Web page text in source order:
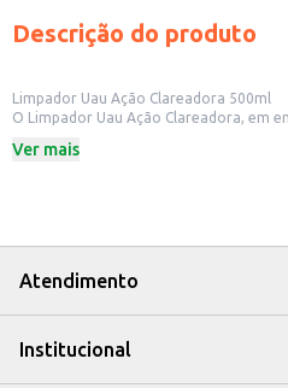
Descrição do produto
Limpador Uau Ação Clareadora 500ml
O Limpador Uau Ação Clareadora, em
remover sujeiras e deixar um perfume
Limpeza de superfícies laváveis em
Pode ser usado em áreas internas e
Com o Limpador Uau Ação Clareadora,
Ver mais
Atendimento
Institucional